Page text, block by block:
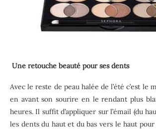
Une retouche beauté pour ses dents
Avec le reste de peau halée de l’été c’est le
en avant son sourire en le rendant plus
heures. Il suffit d’appliquer sur l’émail (du
les dents du haut et du bas vers le haut pour